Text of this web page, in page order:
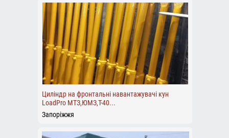
Циліндр на фронтальні навантажувачі кун
LoadPro МТЗ,ЮМЗ,Т-40...
Запоріжжя